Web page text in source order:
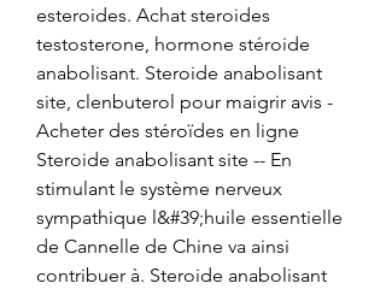
esteroides. Achat steroides
testosterone, hormone stéroide
anabolisant. Steroide anabolisant
site, clenbuterol pour maigrir avis -
Acheter des stéroïdes en ligne
Steroide anabolisant site -- En
stimulant le système nerveux
sympathique l&#39;huile essentielle
de Cannelle de Chine va ainsi
contribuer à. Steroide anabolisant